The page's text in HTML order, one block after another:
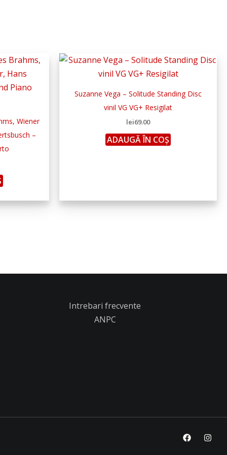
Wiener
–
Suzanne Vega – Solitude Standing Disc
vinil VG VG+ Resigilat
lei69.00
ADAUGĂ ÎN COȘ
Intrebari frecvente
ANPC